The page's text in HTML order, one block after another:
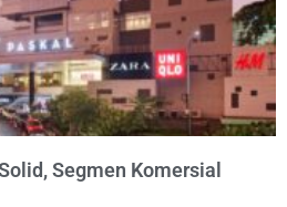
Segmen Komersial